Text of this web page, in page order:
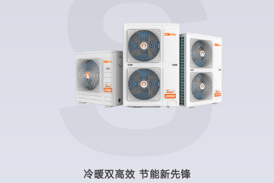
冷暖双高效 节能新先锋